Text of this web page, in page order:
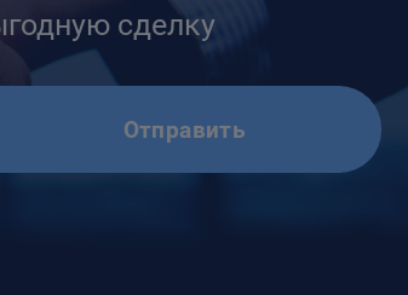
сделку
Отправить